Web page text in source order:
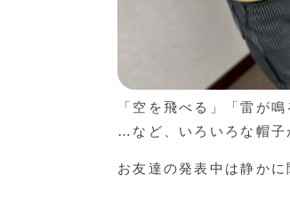
「空を飛べる」「雷が
…など、いろいろな帽子
お友達の発表中は静か